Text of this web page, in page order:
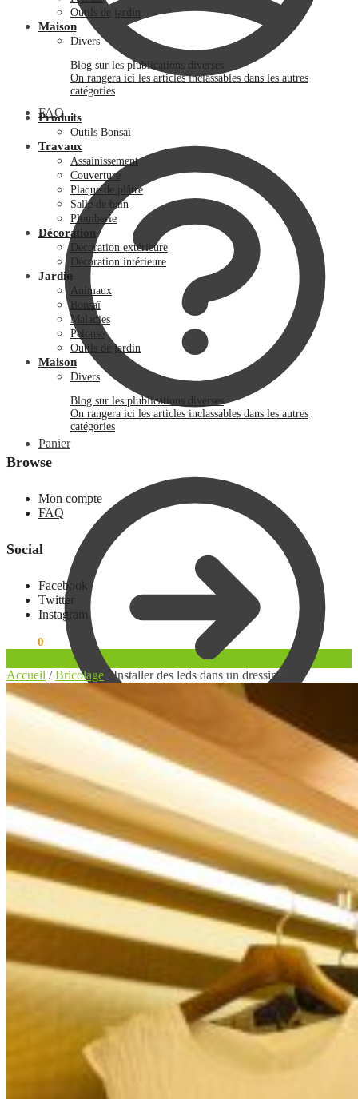
FAQ
Panier
0.00€ 0
Outils de jardin
Maison
Divers
Blog sur les plublications diverses
On rangera ici les articles inclassables dans les autres
catégories
Produits
Outils Bonsaï
Travaux
Assainissement
Couverture
Plaque de plâtre
Salle de bain
Plomberie
Décoration
Décoration extérieure
Décoration intérieure
Jardin
Animaux
Bonsaï
Maladies
Pelouse
Outils de jardin
Maison
Divers
Blog sur les plublications diverses
On rangera ici les articles inclassables dans les autres
catégories
Browse
Mon compte
FAQ
Social
Facebook
Twitter
Instagram
0
Accueil /Bricolage /Installer des leds dans un dressing